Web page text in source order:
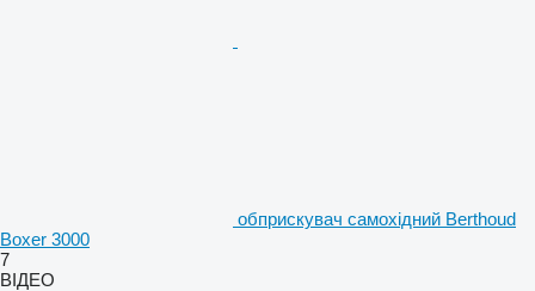
обприскувач самохідний Berthoud
Boxer 3000
7
ВІДЕО